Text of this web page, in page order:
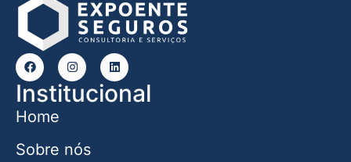
Institucional
Home
Sobre nós